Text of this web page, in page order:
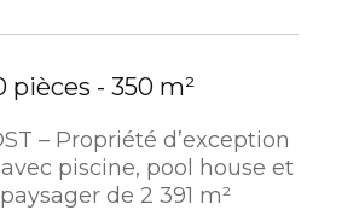
pièces - 350 m²
– Propriété d’exception
piscine, pool house et
de 2 391 m²